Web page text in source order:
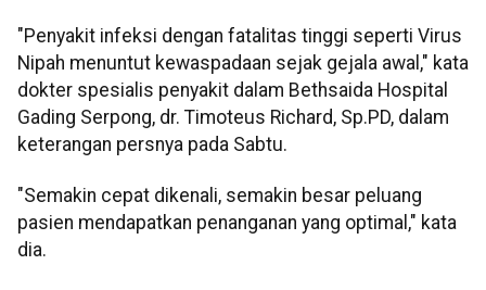
"Penyakit infeksi dengan fatalitas tinggi seperti Virus
Nipah menuntut kewaspadaan sejak gejala awal," kata
dokter spesialis penyakit dalam Bethsaida Hospital
Gading Serpong, dr. Timoteus Richard, Sp.PD, dalam
keterangan persnya pada Sabtu.
"Semakin cepat dikenali, semakin besar peluang
pasien mendapatkan penanganan yang optimal," kata
dia.